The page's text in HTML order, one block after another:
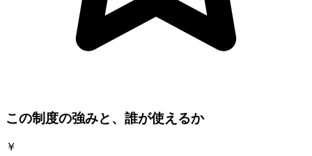
この制度の強みと、誰が使えるか
￥